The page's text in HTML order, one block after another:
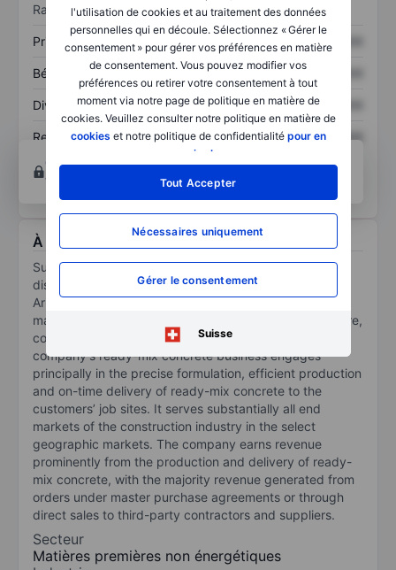
l'utilisation de cookies et au traitement des données
personnelles qui en découle. Sélectionnez « Gérer le
consentement » pour gérer vos préférences en matière
de consentement. Vous pouvez modifier vos
préférences ou retirer votre consentement à tout
moment via notre page de politique en matière de
cookies. Veuillez consulter notre politique en matière de
cookies et notre politique de confidentialité pour en
savoir plus
Tout Accepter
Nécessaires uniquement
Gérer le consentement
Suisse
Ratios
Prix / ventes XXXXXXX XXXXXXX
Bénéfice par action XXXXXXX
Dividende par action XXXXXXX XXXXXXX
Rendement des
XXXXXXX
XXXXXXX
Ouvrir un comptepour accéder à d’autres outils
techniques et d’analyse.
À propos Suncrete Inc
Suncrete Inc is a ready-mix concrete logistics and
distribution platform operating across Oklahoma and
Arkansas. Ready-mix concrete is a crucial building
material that is used in the vast majority of infrastructure,
commercial and residential construction projects. The
company's ready-mix concrete business engages
principally in the precise formulation, efficient production
and on-time delivery of ready-mix concrete to the
customers’ job sites. It serves substantially all end
markets of the construction industry in the select
geographic markets. The company earns revenue
prominently from the production and delivery of ready-
mix concrete, with the majority revenue generated from
orders under master purchase agreements or through
direct sales to third-party contractors and suppliers.
Secteur
Matières premières non énergétiques